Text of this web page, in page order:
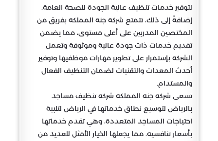
لتوفير خدمات تنظيف عالية الجودة للصحة العامة.
إضافةً إلى ذلك، تتمتع شركة جنة المملكة بفريق من
المختصين المدربين على أعلى مستوى، مما يضمن
تقديم خدمات ذات جودة عالية وموثوقة وتعمل
الشركة بإستمرار على تطوير مهارات موظفيها وتوفير
أحدث المعدات والتقنيات لضمان التنظيف الفعال
والمستدام.
تسعى شركة جنة المملكة شركة تنظيف مساجد
بالرياض لتوسيع نطاق خدماتها في الرياض لتلبية
احتياجات المساجد المتعددة، وهي تقدم خدماتها
بأسعار تنافسية، مما يجعلها الخيار الأمثل للعديد من